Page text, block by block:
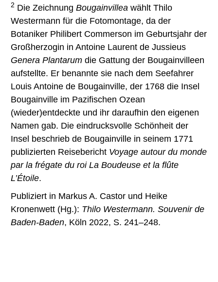
2 Die ZeichnungBougainvillea wählt Thilo
Westermann für die Fotomontage, da der
Botaniker Philibert Commerson im Geburtsjahr der
Großherzogin in Antoine Laurent de Jussieus
Genera Plantarum die Gattung der Bougainvilleen
aufstellte. Er benannte sie nach dem Seefahrer
Louis Antoine de Bougainville, der 1768 die Insel
Bougainville im Pazifischen Ozean
(wieder)entdeckte und ihr daraufhin den eigenen
Namen gab. Die eindrucksvolle Schönheit der
Insel beschrieb de Bougainville in seinem 1771
publizierten Reisebericht Voyage autour du monde
par la frégate du roi La Boudeuse et la flûte
L’Étoile.
Publiziert in Markus A. Castor und Heike
Kronenwett (Hg.): Thilo Westermann. Souvenir de
Baden-Baden, Köln 2022, S. 241–248.